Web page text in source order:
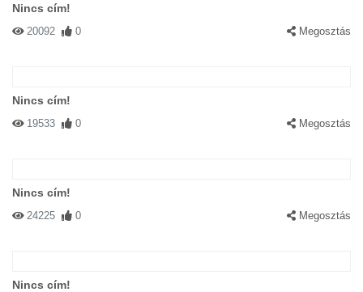
Nincs cím!
20092 0 Megosztás
Nincs cím!
19533 0 Megosztás
Nincs cím!
24225 0 Megosztás
Nincs cím!